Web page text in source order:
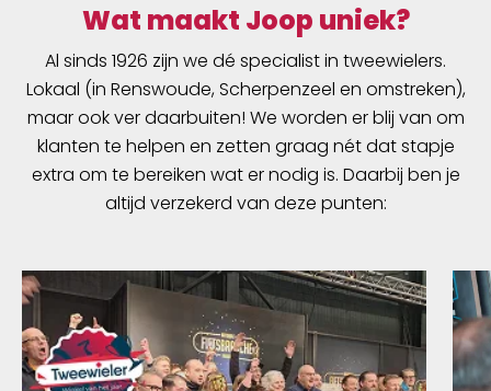
Wat maakt Joop uniek?
Al sinds 1926 zijn we dé specialist in tweewielers.
Lokaal (in Renswoude, Scherpenzeel en omstreken),
maar ook ver daarbuiten! We worden er blij van om
klanten te helpen en zetten graag nét dat stapje
extra om te bereiken wat er nodig is. Daarbij ben je
altijd verzekerd van deze punten: